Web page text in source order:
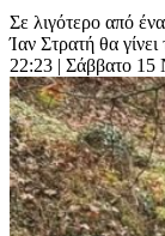
Σε λιγότερο από
Ίαν Στρατή θα
22:23 | Σάββατο 15